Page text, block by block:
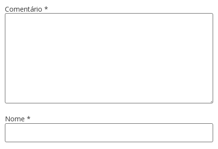
Comentário *
Nome *